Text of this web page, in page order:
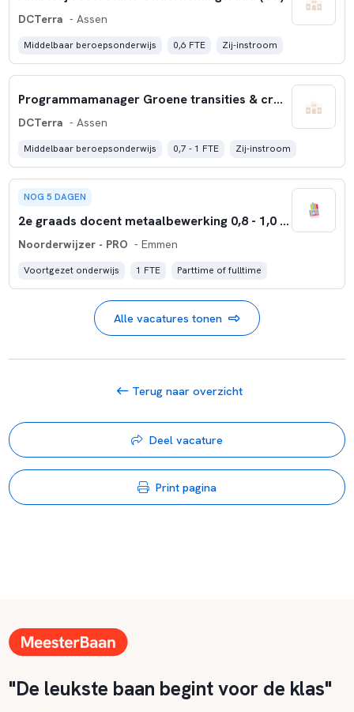
DCTerra - Assen
Middelbaar beroepsonderwijs 0,6 FTE Zij-instroom
Programmamanager Groene transities & crossovers
DCTerra - Assen
Middelbaar beroepsonderwijs 0,7 - 1 FTE Zij-instroom
NOG 5 DAGEN
2e graads docent metaalbewerking 0,8 - 1,0 FTE
Noorderwijzer - PRO - Emmen
Voortgezet onderwijs 1 FTE Parttime of fulltime
Alle vacatures tonen
Terug naar overzicht
Deel vacature
Print pagina
"De leukste baan begint voor de klas"